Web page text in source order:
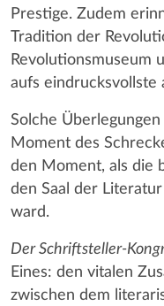
Prestige. Zudem
Tradition der
Revolutionsmuseum
aufs eindrucksvollste
Solche
Moment des
den Moment, als die
den Saal der
ward.
Der Schriftsteller-
Eines: den vitalen
zwischen dem